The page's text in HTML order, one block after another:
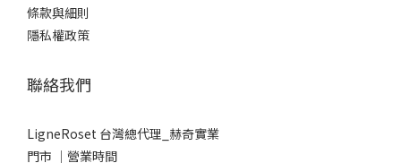
條款與細則
隱私權政策
聯絡我們
LigneRoset 台灣總代理_赫奇實業
門市 │營業時間